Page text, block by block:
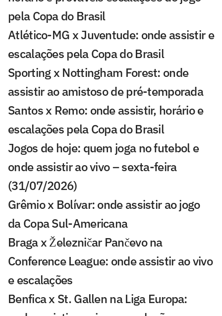
pela Copa do Brasil
Atlético-MG x Juventude: onde assistir e
escalações pela Copa do Brasil
Sporting x Nottingham Forest: onde
assistir ao amistoso de pré-temporada
Santos x Remo: onde assistir, horário e
escalações pela Copa do Brasil
Jogos de hoje: quem joga no futebol e
onde assistir ao vivo – sexta-feira
(31/07/2026)
Grêmio x Bolívar: onde assistir ao jogo
da Copa Sul-Americana
Braga x Železničar Pančevo na
Conference League: onde assistir ao vivo
e escalações
Benfica x St. Gallen na Liga Europa: